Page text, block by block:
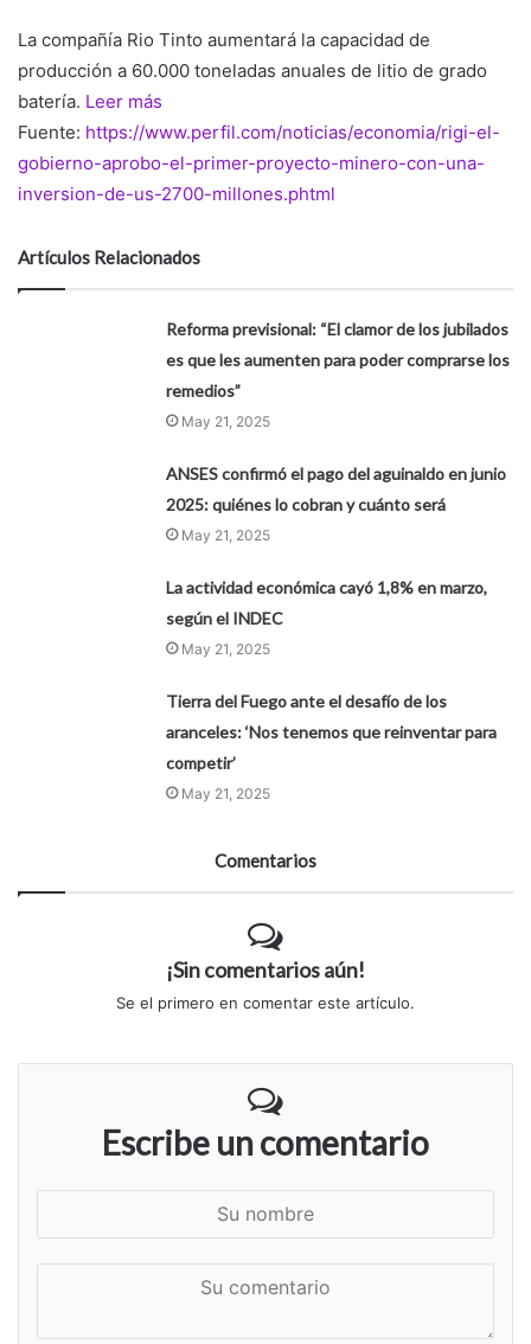
La compañía Rio Tinto aumentará la capacidad de
producción a 60.000 toneladas anuales de litio de grado
batería. Leer más
Fuente: https://www.perfil.com/noticias/economia/rigi-el-
gobierno-aprobo-el-primer-proyecto-minero-con-una-
inversion-de-us-2700-millones.phtml
Artículos Relacionados
Reforma previsional: “El clamor de los jubilados
es que les aumenten para poder comprarse los
remedios”
May 21, 2025
ANSES confirmó el pago del aguinaldo en junio
2025: quiénes lo cobran y cuánto será
May 21, 2025
La actividad económica cayó 1,8% en marzo,
según el INDEC
May 21, 2025
Tierra del Fuego ante el desafío de los
aranceles: ‘Nos tenemos que reinventar para
competir’
May 21, 2025
Comentarios
¡Sin comentarios aún!
Se el primero en comentar este artículo.
Escribe un comentario